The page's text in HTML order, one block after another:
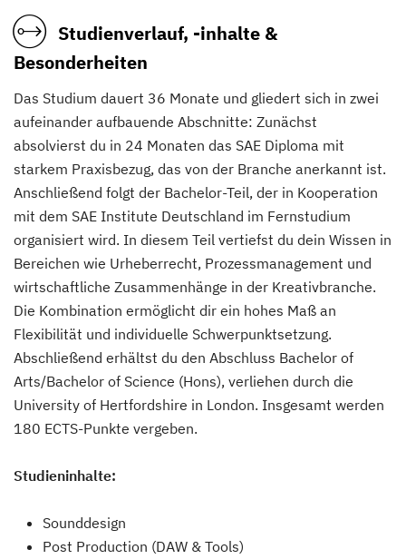
Studienverlauf, -inhalte &
Besonderheiten
Das Studium dauert 36 Monate und gliedert sich in zwei
aufeinander aufbauende Abschnitte: Zunächst
absolvierst du in 24 Monaten das SAE Diploma mit
starkem Praxisbezug, das von der Branche anerkannt ist.
Anschließend folgt der Bachelor-Teil, der in Kooperation
mit dem SAE Institute Deutschland im Fernstudium
organisiert wird. In diesem Teil vertiefst du dein Wissen in
Bereichen wie Urheberrecht, Prozessmanagement und
wirtschaftliche Zusammenhänge in der Kreativbranche.
Die Kombination ermöglicht dir ein hohes Maß an
Flexibilität und individuelle Schwerpunktsetzung.
Abschließend erhältst du den Abschluss Bachelor of
Arts/Bachelor of Science (Hons), verliehen durch die
University of Hertfordshire in London. Insgesamt werden
180 ECTS-Punkte vergeben.
Studieninhalte:
Sounddesign
Post Production (DAW & Tools)